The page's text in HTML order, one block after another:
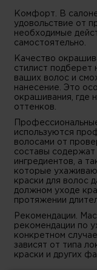
Комфорт. В
удовольствие от
необходимые
самостоятельно.
Качество
стилист подберет
ваших волос и
нанесение. Это
окрашивания, где
оттенков.
используются
волосами от
составы содержат
ингредиентов, а
которые
краски для волос
должном уходе
протяжении
Рекомендации.
рекомендации по
конкретном
зависят от типа
краски и других